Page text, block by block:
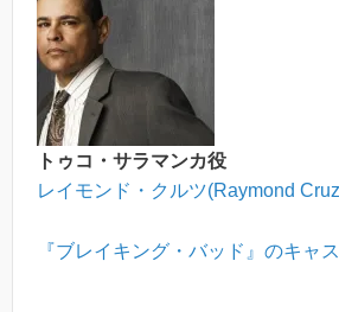
トゥコ・サラマンカ役
レイモンド・クルツ(Raymond
『ブレイキング・バッド』のキャ